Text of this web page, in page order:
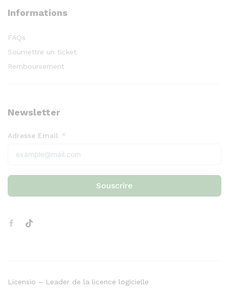
Informations
FAQs
Soumettre un ticket
Remboursement
Newsletter
Adresse Email
Souscrire
Licensio – Leader de la licence logicielle